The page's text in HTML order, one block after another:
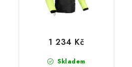
Skladem
1 234 Kč